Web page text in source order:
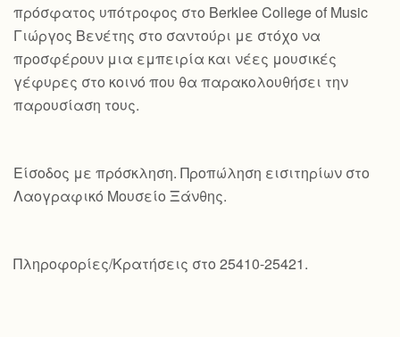
πρόσφατος υπότροφος στο Berklee College of Music
Γιώργος Βενέτης στο σαντούρι με στόχο να
προσφέρουν μια εμπειρία και νέες μουσικές
γέφυρες στο κοινό που θα παρακολουθήσει την
παρουσίαση τους.
Είσοδος με πρόσκληση. Προπώληση εισιτηρίων στο
Λαογραφικό Μουσείο Ξάνθης.
Πληροφορίες/Κρατήσεις στο 25410-25421.